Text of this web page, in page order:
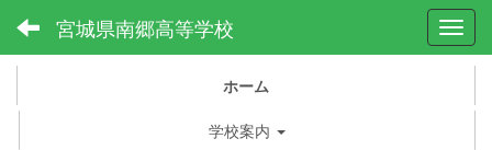
宮城県南郷高等学校
ホーム
学校案内